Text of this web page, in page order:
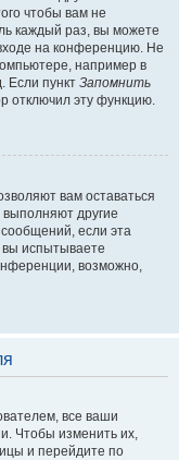
чтобы вам не
каждый раз, вы можете
на конференцию. Не
например в
Если пункт Запомнить
отключил эту функцию.
вам оставаться
другие
если эта
испытываете
возможно,
все ваши
Чтобы изменить их,
и перейдите по